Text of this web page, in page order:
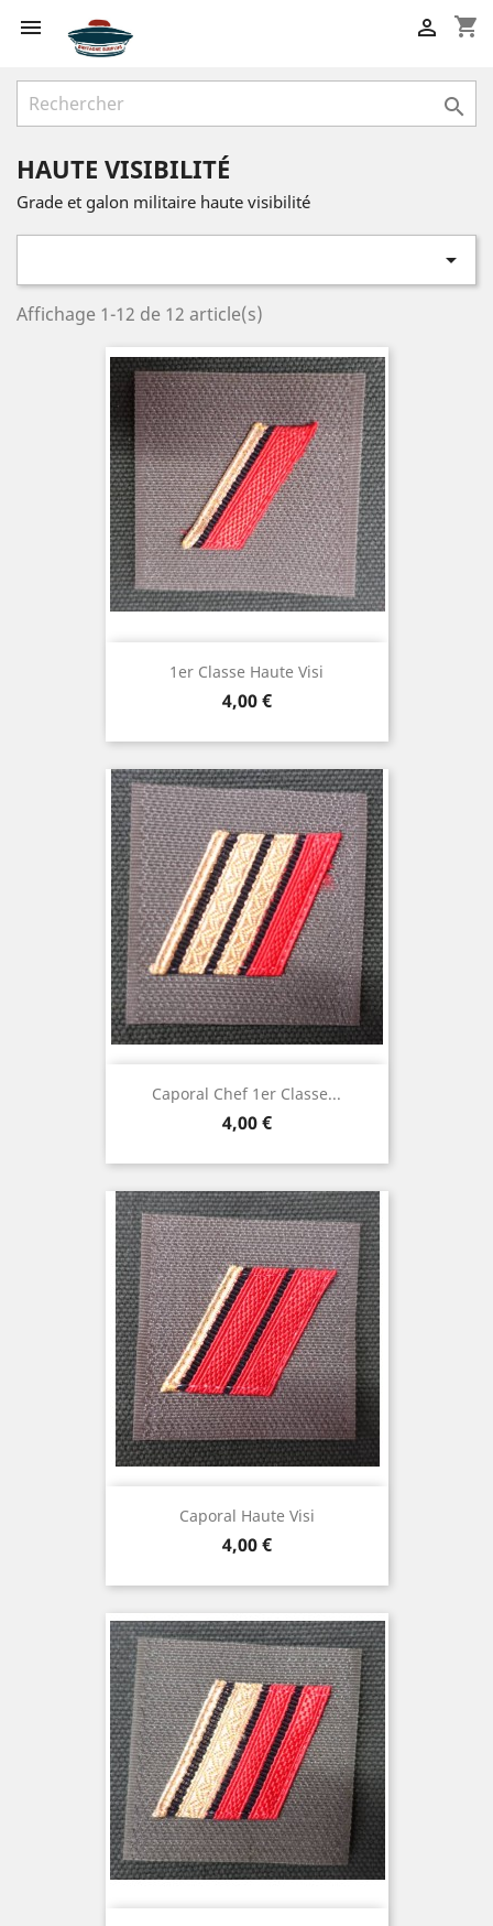
 shopping_cart


HAUTE VISIBILITÉ
Grade et galon militaire haute visibilité

Affichage 1-12 de 12 article(s)
1er Classe Haute Visi
Prix
4,00 €
Caporal Chef 1er Classe...
Prix
4,00 €
Caporal Haute Visi
Prix
4,00 €